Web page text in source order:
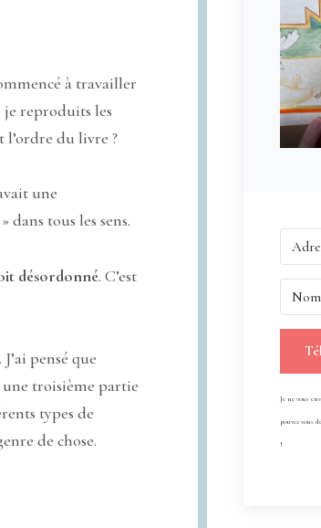
à travailler
je reproduits les
l’ordre du livre ?
une
dans tous les sens.
désordonné. C’est
. J’ai pensé que
troisième partie
types de
de chose.
Je ne vous
pouvez vous
!